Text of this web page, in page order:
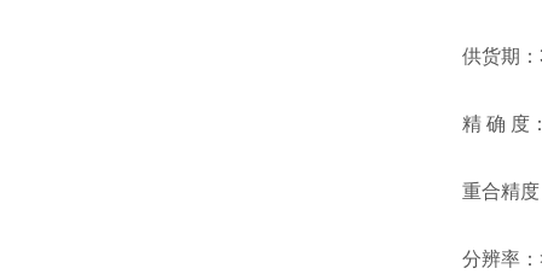
供货期：
精 确 度：
重合精度
分辨率：